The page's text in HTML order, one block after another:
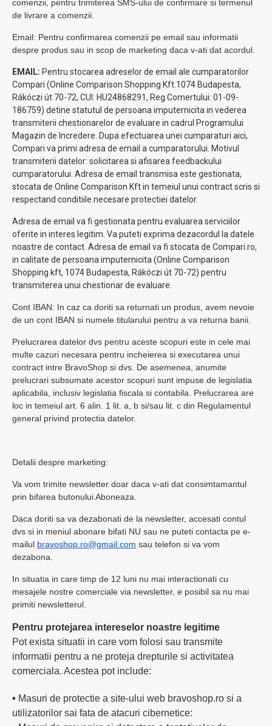
comenzii, pentru trimiterea SMS-ului de confirmare si termenul
de livrare a comenzii.
Email: Pentru confirmarea comenzii pe email sau informatii
despre produs sau in scop de marketing daca v-ati dat acordul.
EMAIL: Pentru stocarea adreselor de email ale cumparatorilor
Compari (Online Comparison Shopping Kft.1074 Budapesta,
Rákóczi út 70-72, CUI: HU24868291, Reg.Comertului: 01-09-
186759) detine statutul de persoana imputernicita in vederea
transmiterii chestionarelor de evaluare in cadrul Programului
Magazin de Incredere. Dupa efectuarea unei cumparaturi aici,
Compari va primi adresa de email a cumparatorului. Motivul
transmiterii datelor: solicitarea si afisarea feedbackului
cumparatorului. Adresa de email transmisa este gestionata,
stocata de Online Comparison Kft in temeiul unui contract scris si
respectand conditiile necesare protectiei datelor.
Adresa de email va fi gestionata pentru evaluarea serviciilor
oferite in interes legitim. Va puteti exprima dezacordul la datele
noastre de contact. Adresa de email va fi stocata de Compari.ro,
in calitate de persoana imputernicita (Online Comparison
Shopping kft, 1074 Budapesta, Rákóczi út 70-72) pentru
transmiterea unui chestionar de evaluare.
Cont IBAN: In caz ca doriti sa returnati un produs, avem nevoie
de un cont IBAN si numele titularului pentru a va returna banii.
Prelucrarea datelor dvs pentru aceste scopuri este in cele mai
multe cazuri necesara pentru incheierea si executarea unui
contract intre BravoShop si dvs. De asemenea, anumite
prelucrari subsumate acestor scopuri sunt impuse de legislatia
aplicabila, inclusiv legislatia fiscala si contabila. Prelucrarea are
loc in temeiul art. 6 alin. 1 lit. a, b si/sau lit. c din Regulamentul
general privind protectia datelor.
Detalii despre marketing:
Va vom trimite newsletter doar daca v-ati dat consimtamantul
prin bifarea butonului Aboneaza.
Daca doriti sa va dezabonati de la newsletter, accesati contul
dvs si in meniul abonare bifati NU sau ne puteti contacta pe e-
mailul bravoshop.ro@gmail.com sau telefon si va vom
dezabona.
In situatia in care timp de 12 luni nu mai interactionati cu
mesajele nostre comerciale via newsletter, e posibil sa nu mai
primiti newsletterul.
Pentru protejarea intereselor noastre legitime
Pot exista situatii in care vom folosi sau transmite
informatii pentru a ne proteja drepturile si activitatea
comerciala. Acestea pot include:
• Masuri de protectie a site-ului web bravoshop.ro si a
utilizatorilor sai fata de atacuri cibernetice: